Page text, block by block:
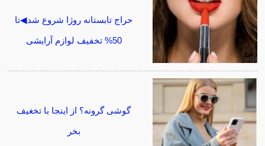
حراج تابستانه روژا شروع شد◀تا
50% تخفیف لوازم آرایشی
گوشی گرونه؟ از اینجا با تخغیف
بخر